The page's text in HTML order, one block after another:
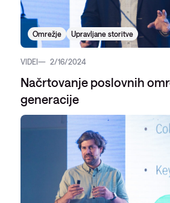
Omrežje Upravljane storitve
VIDEI 2/16/2024
Načrtovanje poslovnih
generacije